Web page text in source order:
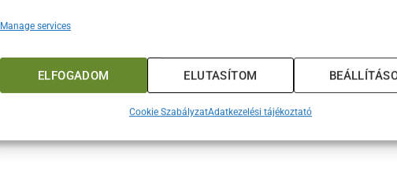
Manage services
ELFOGADOM ELUTASÍTOM
Cookie SzabályzatAdatkezelési tájékoztató
Hatékony perforáció a liszt eltávolítására
Könnyű és kényelmes használat
Ideális pizza be- és kivételéhez